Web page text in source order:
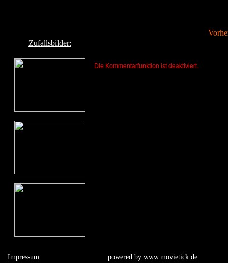
Zufallsbilder:
Die Kommentarfunktion ist deaktiviert.
Impressum powered by www.movietick.de